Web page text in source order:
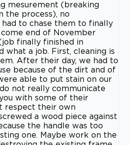
mesurement (breaking
the process), no
had to chase them to finally
end of November
finally finished in
what a job. First, cleaning is
After their day, we had to
because of the dirt and of
able to put stain on our
not really communicate
with some of their
respect their own
a wood piece against
the handle was too
one. Maybe work on the